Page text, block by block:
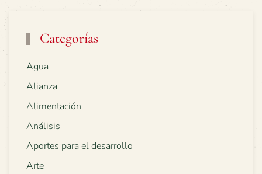
Categorías
Agua
Alianza
Alimentación
Análisis
Aportes para el desarrollo
Arte